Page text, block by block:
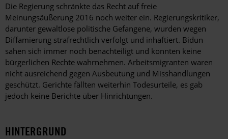
Die Regierung schränkte das Recht auf freie
Meinungsäußerung 2016 noch weiter ein. Regierungskritiker,
darunter gewaltlose politische Gefangene, wurden wegen
Diffamierung strafrechtlich verfolgt und inhaftiert. Bidun
sahen sich immer noch benachteiligt und konnten keine
bürgerlichen Rechte wahrnehmen. Arbeitsmigranten waren
nicht ausreichend gegen Ausbeutung und Misshandlungen
geschützt. Gerichte fällten weiterhin Todesurteile, es gab
jedoch keine Berichte über Hinrichtungen.
HINTERGRUND